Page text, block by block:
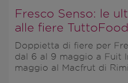
Fresco Senso: le
alle fiere
Doppietta di fiere per
dal 6 al 9 maggio a Fuit
maggio al Macfrut di